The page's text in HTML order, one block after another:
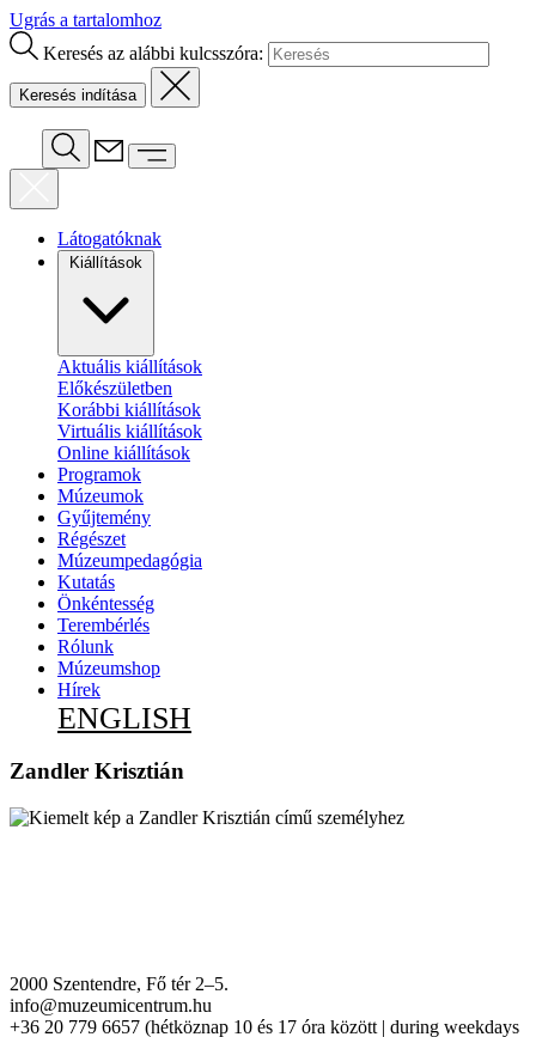
Ugrás a tartalomhoz
Keresés az alábbi kulcsszóra:
Látogatóknak
Kiállítások
Aktuális kiállítások
Előkészületben
Korábbi kiállítások
Virtuális kiállítások
Online kiállítások
Programok
Múzeumok
Gyűjtemény
Régészet
Múzeumpedagógia
Kutatás
Önkéntesség
Terembérlés
Rólunk
Múzeumshop
Hírek
ENGLISH
Zandler Krisztián
2000 Szentendre, Fő tér 2–5.
info@muzeumicentrum.hu
+36 20 779 6657 (hétköznap 10 és 17 óra között | during weekdays